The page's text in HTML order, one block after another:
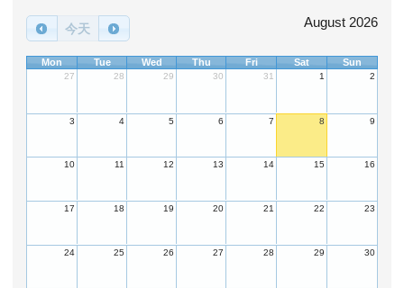
今天 August 2026
Mon Tue Wed Thu Fri Sat Sun
27 28 29 30 31 1 2
3 4 5 6 7 8 9
10 11 12 13 14 15 16
17 18 19 20 21 22 23
24 25 26 27 28 29 30